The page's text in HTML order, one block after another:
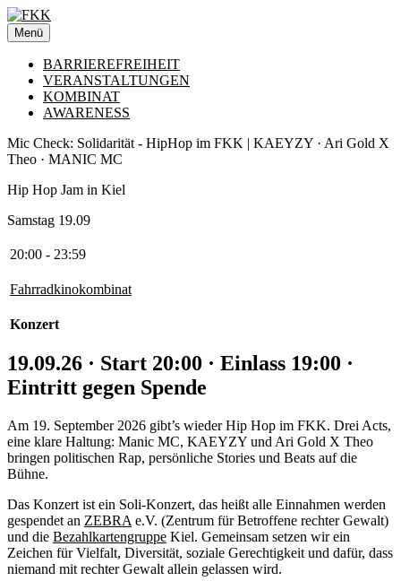
Zum
Inhalt
springen
Menü
BARRIEREFREIHEIT
VERANSTALTUNGEN
KOMBINAT
AWARENESS
Mic Check: Solidarität - HipHop im FKK | KAEYZY · Ari Gold X
Theo · MANIC MC
Hip Hop Jam in Kiel
Samstag 19.09
20:00 - 23:59
Fahrradkinokombinat
Konzert
19.09.26 · Start 20:00 · Einlass 19:00 ·
Eintritt gegen Spende
Am 19. September 2026 gibt’s wieder Hip Hop im FKK. Drei Acts,
eine klare Haltung: Manic MC, KAEYZY und Ari Gold X Theo
bringen politischen Rap, persönliche Stories und Beats auf die
Bühne.
Das Konzert ist ein Soli-Konzert, das heißt alle Einnahmen werden
gespendet an ZEBRA e.V. (Zentrum für Betroffene rechter Gewalt)
und die Bezahlkartengruppe Kiel. Gemeinsam setzen wir ein
Zeichen für Vielfalt, Diversität, soziale Gerechtigkeit und dafür, dass
niemand mit rechter Gewalt allein gelassen wird.